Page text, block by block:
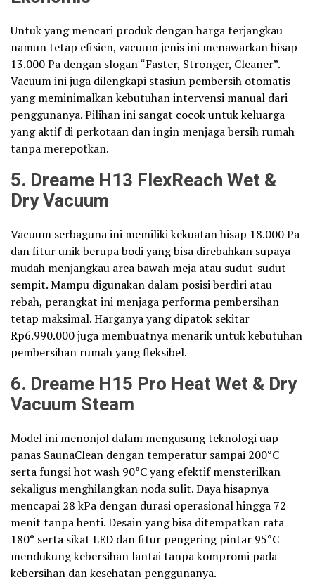
Untuk yang mencari produk dengan harga terjangkau
namun tetap efisien, vacuum jenis ini menawarkan hisap
13.000 Pa dengan slogan “Faster, Stronger, Cleaner”.
Vacuum ini juga dilengkapi stasiun pembersih otomatis
yang meminimalkan kebutuhan intervensi manual dari
penggunanya. Pilihan ini sangat cocok untuk keluarga
yang aktif di perkotaan dan ingin menjaga bersih rumah
tanpa merepotkan.
5. Dreame H13 FlexReach Wet &
Dry Vacuum
Vacuum serbaguna ini memiliki kekuatan hisap 18.000 Pa
dan fitur unik berupa bodi yang bisa direbahkan supaya
mudah menjangkau area bawah meja atau sudut-sudut
sempit. Mampu digunakan dalam posisi berdiri atau
rebah, perangkat ini menjaga performa pembersihan
tetap maksimal. Harganya yang dipatok sekitar
Rp6.990.000 juga membuatnya menarik untuk kebutuhan
pembersihan rumah yang fleksibel.
6. Dreame H15 Pro Heat Wet & Dry
Vacuum Steam
Model ini menonjol dalam mengusung teknologi uap
panas SaunaClean dengan temperatur sampai 200°C
serta fungsi hot wash 90°C yang efektif mensterilkan
sekaligus menghilangkan noda sulit. Daya hisapnya
mencapai 28 kPa dengan durasi operasional hingga 72
menit tanpa henti. Desain yang bisa ditempatkan rata
180° serta sikat LED dan fitur pengering pintar 95°C
mendukung kebersihan lantai tanpa kompromi pada
kebersihan dan kesehatan penggunanya.